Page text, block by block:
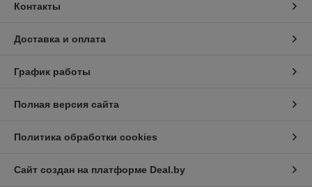
Контакты
Доставка и оплата
График работы
Полная версия сайта
Политика обработки cookies
Сайт создан на платформе Deal.by